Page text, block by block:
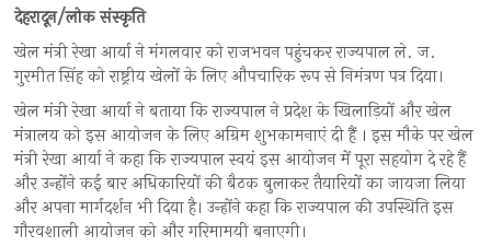
देहरादून/लोक संस्कृति
खेल मंत्री रेखा आर्या ने मंगलवार को राजभवन पहुंचकर राज्यपाल ले. ज.
गुरमीत सिंह को राष्ट्रीय खेलों के लिए औपचारिक रूप से निमंत्रण पत्र दिया।
खेल मंत्री रेखा आर्या ने बताया कि राज्यपाल ने प्रदेश के खिलाड़ियों और खेल
मंत्रालय को इस आयोजन के लिए अग्रिम शुभकामनाएं दी हैं । इस मौके पर खेल
मंत्री रेखा आर्या ने कहा कि राज्यपाल स्वयं इस आयोजन में पूरा सहयोग दे रहे हैं
और उन्होंने कई बार अधिकारियों की बैठक बुलाकर तैयारियों का जायजा लिया
और अपना मार्गदर्शन भी दिया है। उन्होंने कहा कि राज्यपाल की उपस्थिति इस
गौरवशाली आयोजन को और गरिमामयी बनाएगी।